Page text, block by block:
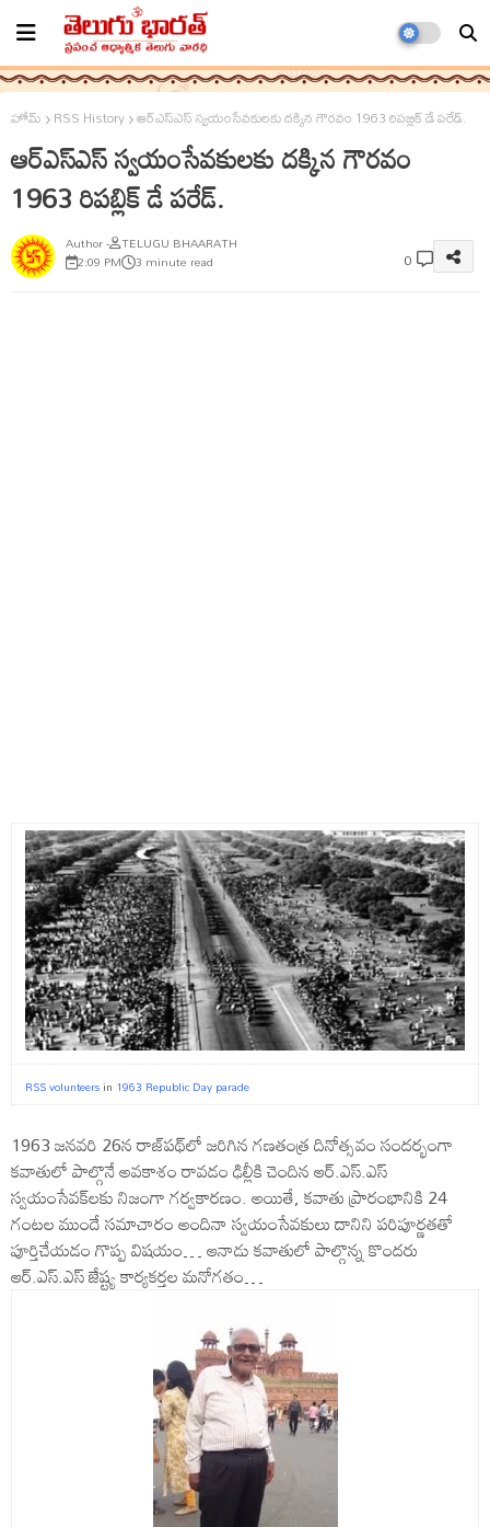
హోమ్ RSS History ఆర్ఎస్ఎస్ స్వయంసేవకులకు ద‌క్కిన గౌర‌వం 1963 రిపబ్లిక్ డే పరేడ్.
ఆర్ఎస్ఎస్ స్వయంసేవకులకు ద‌క్కిన గౌర‌వం
1963 రిపబ్లిక్ డే పరేడ్.
TELUGU BHAARATH
2:09 PM 3 minute read 0
RSS volunteersin 1963 Republic Day parade
1963 జనవరి 26న రాజ్‌పథ్‌లో జరిగిన గ‌ణ‌తంత్ర‌ దినోత్స‌వం సంద‌ర్భంగా
క‌వాతులో పాల్గొనే అవకాశం రావ‌డం ఢిల్లీకి చెందిన ఆర్‌.ఎస్‌.ఎస్
స్వయంసేవక్‌లకు నిజంగా గర్వకారణం. అయితే, కవాతు ప్రారంభానికి 24
గంటల ముందే స‌మాచారం అందినా స్వ‌యంసేవ‌కులు దానిని పరిపూర్ణతతో
పూర్తిచేయ‌డం గొప్ప విష‌యం… ఆనాడు కవాతులో పాల్గొన్న కొంద‌రు
ఆర్‌.ఎస్‌.ఎస్‌ జేష్ట్య కార్య‌క‌ర్త‌ల మ‌నోగ‌తం…